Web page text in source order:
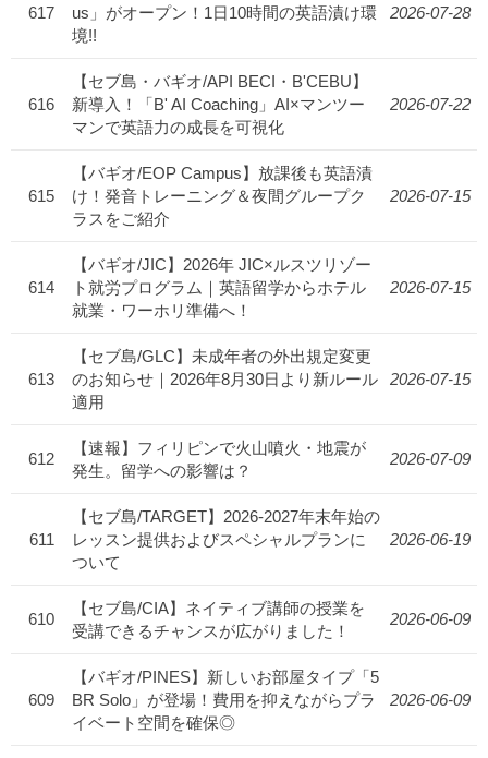
617
us」がオープン！1日10時間の英語漬け環
境!!
2026-07-28
616
【セブ島・バギオ/API BECI・B'CEBU】
新導入！「B' AI Coaching」AI×マンツー
マンで英語力の成長を可視化
2026-07-22
615
【バギオ/EOP Campus】放課後も英語漬
け！発音トレーニング＆夜間グループク
ラスをご紹介
2026-07-15
614
【バギオ/JIC】2026年 JIC×ルスツリゾー
ト就労プログラム｜英語留学からホテル
就業・ワーホリ準備へ！
2026-07-15
613
【セブ島/GLC】未成年者の外出規定変更
のお知らせ｜2026年8月30日より新ルール
適用
2026-07-15
612
【速報】フィリピンで火山噴火・地震が
発生。留学への影響は？
2026-07-09
611
【セブ島/TARGET】2026-2027年末年始の
レッスン提供およびスペシャルプランに
ついて
2026-06-19
610
【セブ島/CIA】ネイティブ講師の授業を
受講できるチャンスが広がりました！
2026-06-09
609
【バギオ/PINES】新しいお部屋タイプ「5
BR Solo」が登場！費用を抑えながらプラ
イベート空間を確保◎
2026-06-09